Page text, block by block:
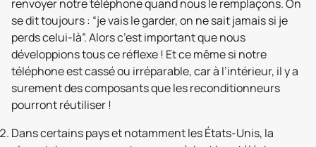
renvoyer notre téléphone quand nous le remplaçons. On
se dit toujours : “je vais le garder, on ne sait jamais si je
perds celui-là”. Alors c’est important que nous
développions tous ce réflexe ! Et ce même si notre
téléphone est cassé ou irréparable, car à l’intérieur, il y a
surement des composants que les reconditionneurs
pourront réutiliser !
Dans certains pays et notamment les États-Unis, la